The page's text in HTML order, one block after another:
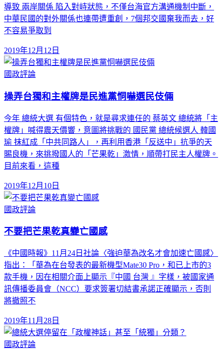
導致 兩岸關係 陷入對峙狀態，不僅台海官方溝通機制中斷，
中華民國的對外關係也連帶遭重創，7個邦交國棄我而去，好
不容易爭取到
2019年12月12日
國政評論
操弄台獨和主權牌是民進黨恫嚇選民伎倆
今年 總統大選 有個特色，就是尋求連任的 蔡英文 總統將「主
權牌」喊得震天價響，意圖將挑戰的 國民黨 總統候選人 韓國
瑜 抹紅成「中共同路人」，再利用香港「反送中」抗爭的天
賜良機，來挑撥國人的「芒果乾」激情，順帶打民主人權牌。
目前來看，這種
2019年12月10日
國政評論
不要把芒果乾真變亡國感
《中國時報》11月24日社論〈強迫華為改名才會加速亡國感〉
指出：「華為在台發表的最新機型Mate30 Pro，和已上市的3
款手機，因在相關介面上顯示『中國 台灣 』字樣，被國家通
訊傳播委員會（NCC）要求簽署切結書承諾正確顯示，否則
將撤照不
2019年11月28日
國政評論